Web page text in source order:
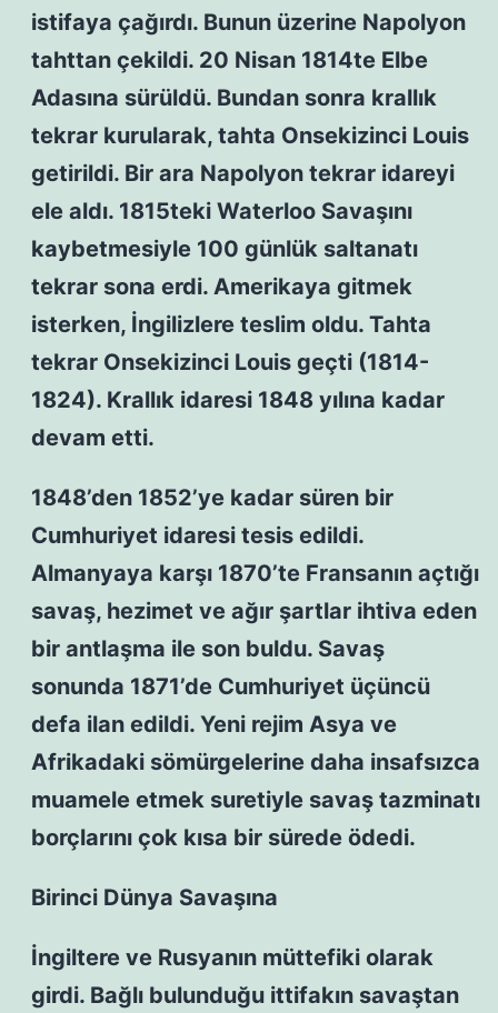
istifaya çağırdı. Bunun üzerine Napolyon
tahttan çekildi. 20 Nisan 1814te Elbe
Adasına sürüldü. Bundan sonra krallık
tekrar kurularak, tahta Onsekizinci Louis
getirildi. Bir ara Napolyon tekrar idareyi
ele aldı. 1815teki Waterloo Savaşını
kaybetmesiyle 100 günlük saltanatı
tekrar sona erdi. Amerikaya gitmek
isterken, İngilizlere teslim oldu. Tahta
tekrar Onsekizinci Louis geçti (1814-
1824). Krallık idaresi 1848 yılına kadar
devam etti.
1848’den 1852’ye kadar süren bir
Cumhuriyet idaresi tesis edildi.
Almanyaya karşı 1870’te Fransanın açtığı
savaş, hezimet ve ağır şartlar ihtiva eden
bir antlaşma ile son buldu. Savaş
sonunda 1871’de Cumhuriyet üçüncü
defa ilan edildi. Yeni rejim Asya ve
Afrikadaki sömürgelerine daha insafsızca
muamele etmek suretiyle savaş tazminatı
borçlarını çok kısa bir sürede ödedi.
Birinci Dünya Savaşına
İngiltere ve Rusyanın müttefiki olarak
girdi. Bağlı bulunduğu ittifakın savaştan